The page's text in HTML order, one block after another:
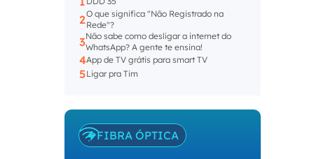
2O que significa "Não Registrado na
Rede"?
3Não sabe como desligar a internet do
WhatsApp? A gente te ensina!
4App de TV grátis para smart TV
5Ligar pra Tim
FIBRA ÓPTICA